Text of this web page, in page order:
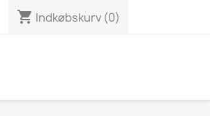
shopping_cart Indkøbskurv (0)